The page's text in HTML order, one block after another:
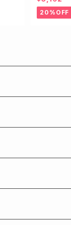
バッグ
20%OFF